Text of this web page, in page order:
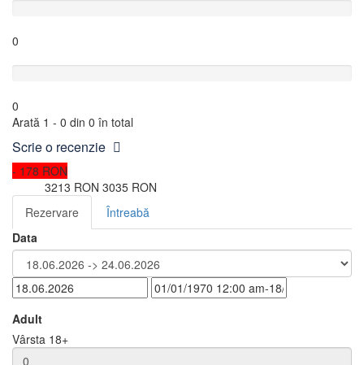
0
0
Arată 1 - 0 din 0 în total
Scrie o recenzie
- 178 RON
3213 RON 3035 RON
Rezervare
Întreabă
Data
Adult
Vârsta 18+